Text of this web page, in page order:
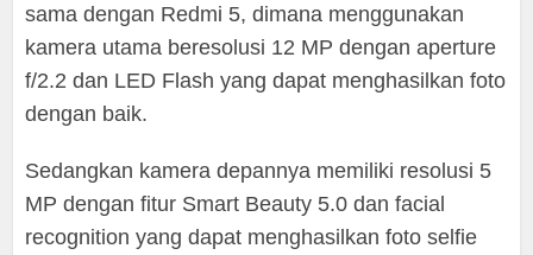
sama dengan Redmi 5, dimana menggunakan
kamera utama beresolusi 12 MP dengan aperture
f/2.2 dan LED Flash yang dapat menghasilkan foto
dengan baik.
Sedangkan kamera depannya memiliki resolusi 5
MP dengan fitur Smart Beauty 5.0 dan facial
recognition yang dapat menghasilkan foto selfie